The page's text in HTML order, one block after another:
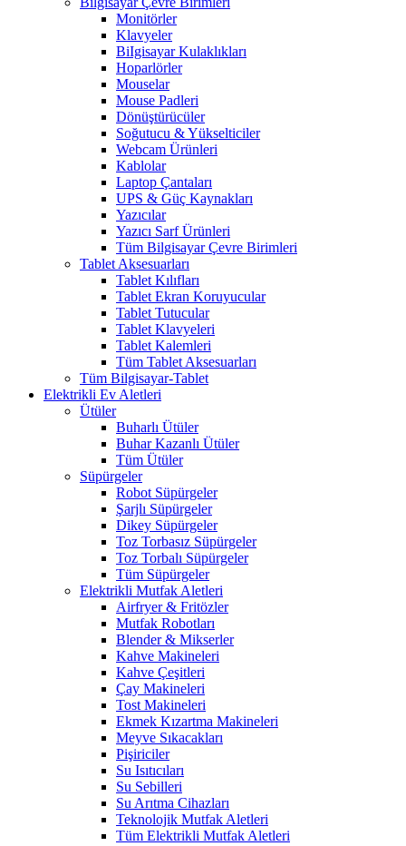
Monitörler
Klavyeler
BiIgisayar Kulaklıkları
Hoparlörler
Mouselar
Mouse Padleri
Dönüştürücüler
Soğutucu & Yükselticiler
Webcam Ürünleri
Kablolar
Laptop Çantaları
UPS & Güç Kaynakları
Yazıcılar
Yazıcı Sarf Ürünleri
Tüm Bilgisayar Çevre Birimleri
Tablet Aksesuarları
Tablet Kılıfları
Tablet Ekran Koruyucular
Tablet Tutucular
Tablet Klavyeleri
Tablet Kalemleri
Tüm Tablet Aksesuarları
Tüm Bilgisayar-Tablet
Elektrikli Ev Aletleri
Ütüler
Buharlı Ütüler
Buhar Kazanlı Ütüler
Tüm Ütüler
Süpürgeler
Robot Süpürgeler
Şarjlı Süpürgeler
Dikey Süpürgeler
Toz Torbasız Süpürgeler
Toz Torbalı Süpürgeler
Tüm Süpürgeler
Elektrikli Mutfak Aletleri
Airfryer & Fritözler
Mutfak Robotları
Blender & Mikserler
Kahve Makineleri
Kahve Çeşitleri
Çay Makineleri
Tost Makineleri
Ekmek Kızartma Makineleri
Meyve Sıkacakları
Pişiriciler
Su Isıtıcıları
Su Sebilleri
Su Arıtma Cihazları
Teknolojik Mutfak Aletleri
Tüm Elektrikli Mutfak Aletleri